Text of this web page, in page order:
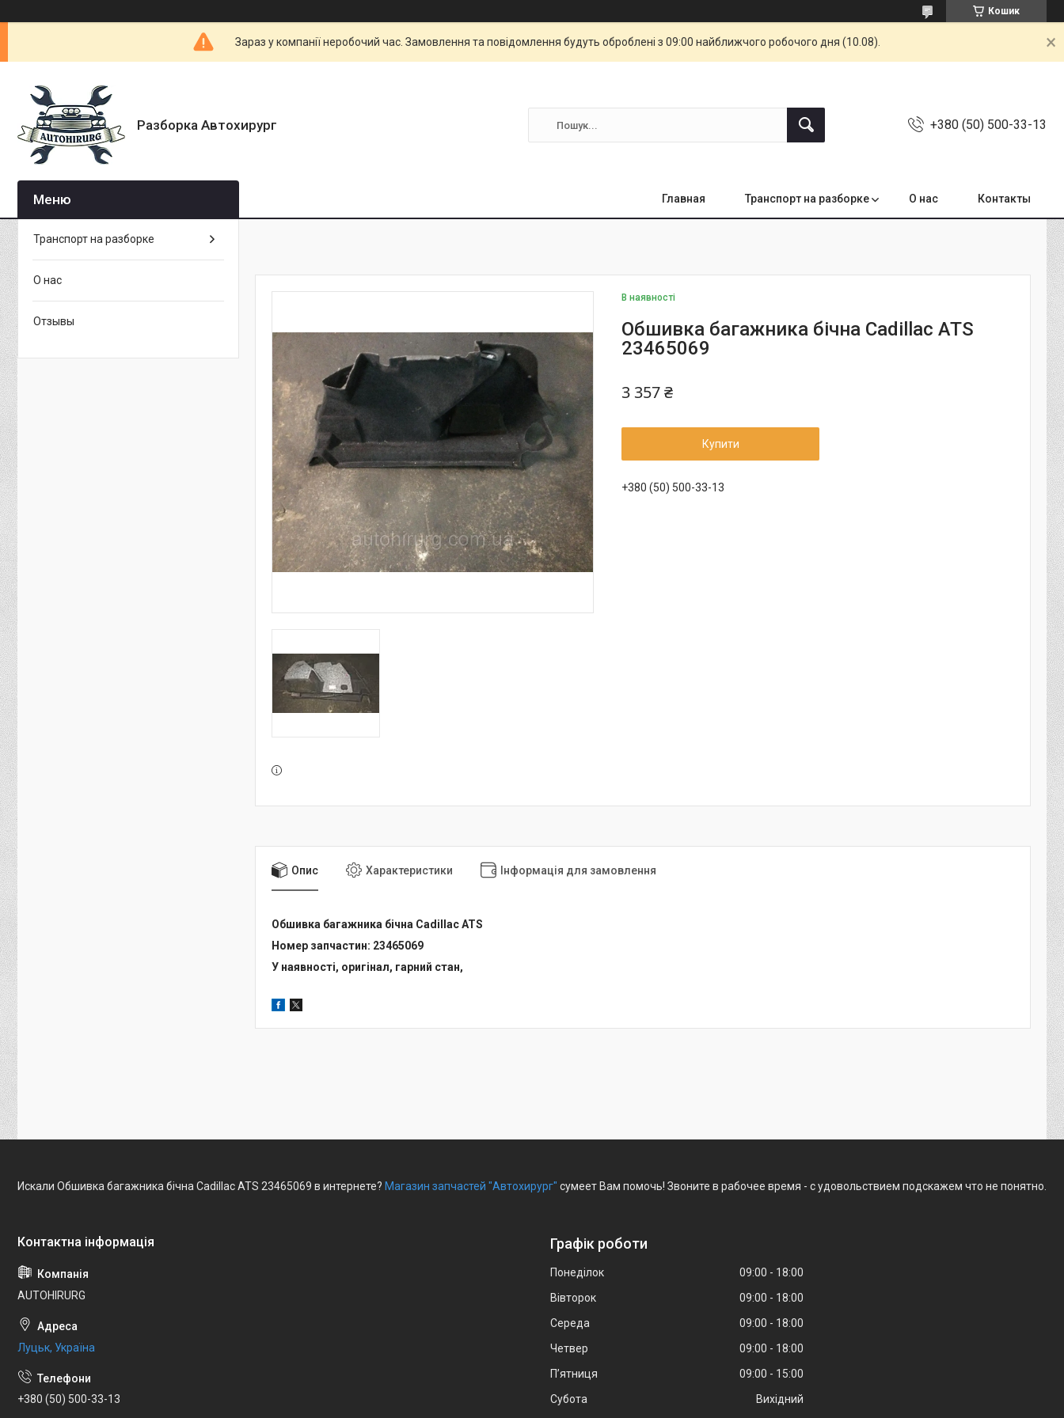
Кошик
Зараз у компанії неробочий час. Замовлення та повідомлення будуть оброблені з 09:00 найближчого робочого дня (10.08).
Разборка Автохирург +380 (50) 500-33-13
Главная Транспорт на разборке О нас Контакты
В наявності
Обшивка багажника бічна Cadillac ATS
23465069
3 357 ₴
Купити
+380 (50) 500-33-13
Опис Характеристики Інформація для замовлення
Обшивка багажника бічна Cadillac ATS
Номер запчастин: 23465069
У наявності, оригінал, гарний стан,
Транспорт на разборке
О нас
Отзывы
Искали Обшивка багажника бічна Cadillac ATS 23465069 в интернете? Магазин запчастей "Автохирург" сумеет Вам помочь! Звоните в рабочее время - с удовольствием подскажем что не понятно.
AUTOHIRURG
Луцьк, Україна
+380 (50) 500-33-13
Графік роботи
Понеділок 09:00
18:00
Вівторок
09:00
18:00
Середа
09:00
18:00
Четвер
09:00
18:00
Пʼятниця
09:00
15:00
Субота
Вихідний